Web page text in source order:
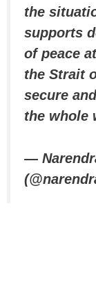
the
supports
of peace
the Strait
secure
the whole
—